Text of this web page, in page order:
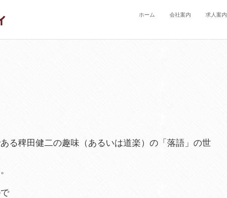
ホーム 会社案内 求人案内
る稗田健二の趣味（あるいは道楽）の「落語」の世